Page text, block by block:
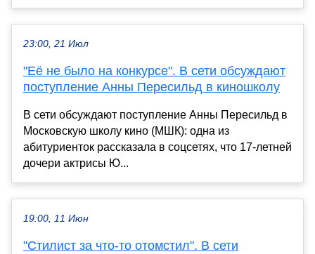
23:00, 21 Июл
"Её не было на конкурсе". В сети обсуждают
поступление Анны Пересильд в киношколу
В сети обсуждают поступление Анны Пересильд в
Московскую школу кино (МШК): одна из
абитуриенток рассказала в соцсетях, что 17-летней
дочери актрисы Ю...
19:00, 11 Июн
"Стилист за что-то отомстил". В сети